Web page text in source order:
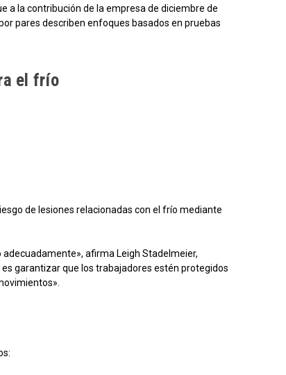
a la contribución de la empresa de diciembre de
pares describen enfoques basados en pruebas
el frío
de lesiones relacionadas con el frío mediante
afirma Leigh Stadelmeier,
garantizar que los trabajadores estén protegidos